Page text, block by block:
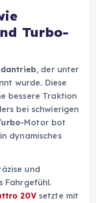
Turbo-
, der unter
wurde. Diese
bessere Traktion
bei schwierigen
-Motor bot
dynamisches
und
Fahrgefühl.
20Vsetzte mit